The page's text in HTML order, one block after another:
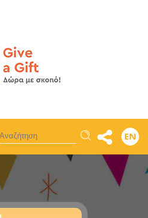
Αναζήτηση EN